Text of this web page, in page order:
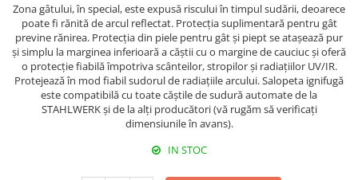
Zona gâtului, în special, este expusă riscului în timpul sudării, deoarece
poate fi rănită de arcul reflectat. Protecția suplimentară pentru gât
previne rănirea. Protecția din piele pentru gât și piept se atașează pur
și simplu la marginea inferioară a căștii cu o margine de cauciuc și oferă
o protecție fiabilă împotriva scânteilor, stropilor și radiațiilor UV/IR.
Protejează în mod fiabil sudorul de radiațiile arcului. Salopeta ignifugă
este compatibilă cu toate căștile de sudură automate de la
STAHLWERK și de la alți producători (vă rugăm să verificați
dimensiunile în avans).
IN STOC